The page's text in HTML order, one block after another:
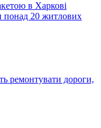
в Харкові
понад 20 житлових
ремонтувати дороги,